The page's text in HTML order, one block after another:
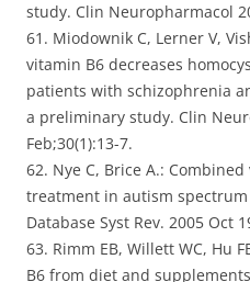
study. Clin Neuropharmacol
61. Miodownik C, Lerner V,
vitamin B6 decreases
patients with schizophrenia
a preliminary study. Clin
Feb;30(1):13-7.
62. Nye C, Brice A.:
treatment in autism
Database Syst Rev. 2005 Oct
63. Rimm EB, Willett WC, Hu
B6 from diet and